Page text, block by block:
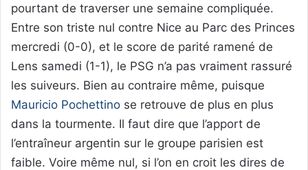
pourtant de traverser une semaine compliquée.
Entre son triste nul contre Nice au Parc des Princes
mercredi (0-0), et le score de parité ramené de
Lens samedi (1-1), le PSG n’a pas vraiment rassuré
les suiveurs. Bien au contraire même, puisque
Mauricio Pochettino se retrouve de plus en plus
dans la tourmente. Il faut dire que l’apport de
l’entraîneur argentin sur le groupe parisien est
faible. Voire même nul, si l’on en croit les dires de